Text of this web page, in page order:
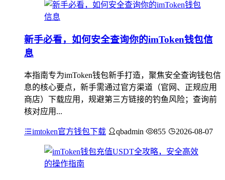
新手必看，如何安全查询你的imToken钱包信
息
本指南专为imToken钱包新手打造，聚焦安全查询钱包信
息的核心要点，新手需通过官方渠道（官网、正规应用
商店）下载应用，规避第三方链接的钓鱼风险；查询前
核对应用...
imtoken官方钱包下载 qbadmin 855 2026-08-07